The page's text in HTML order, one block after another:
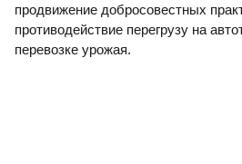
продвижение добросовестных
противодействие перегрузу на
перевозке урожая.